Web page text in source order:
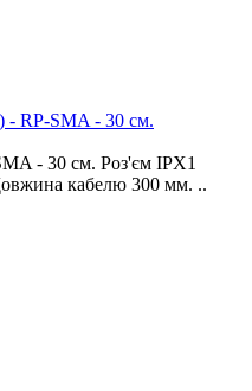
- RP-SMA - 30 см.
- 30 см. Роз'єм IPX1
кабелю 300 мм. ..